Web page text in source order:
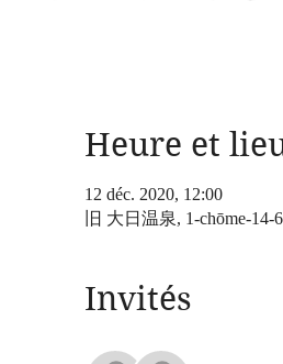
Heure et
12 déc. 2020, 12:00
旧 大日温泉, 1-chōme-14-
Invités